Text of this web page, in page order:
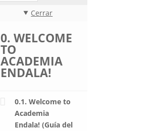
Cerrar
0. WELCOME
TO
ACADEMIA
ENDALA!
0.1. Welcome to
Academia
Endala! (Guía del